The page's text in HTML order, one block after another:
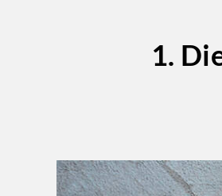
1.